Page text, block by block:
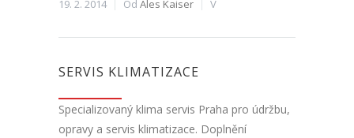
19. 2. 2014 Od Ales Kaiser V
SERVIS KLIMATIZACE
Specializovaný klima servis Praha pro údržbu,
opravy a servis klimatizace. Doplnění